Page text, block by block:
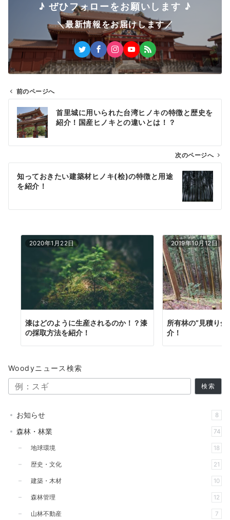
♪ ぜひフォローをお願いします ♪
＼最新情報をお届けします／
投
稿
ナ
ビ
ゲ
シ
前のページへ
首里城に用いられた台湾ヒノキの特徴と歴史を
紹介！国産ヒノキとの違いとは！？
次のページへ
知っておきたい建築材ヒノキ(桧)の特徴と用途
を紹介！
2020年1月22日
漆はどのように生産されるのか！？漆
の採取方法を紹介！
2019年10月12日
所有林の”見積り金
介！
Woodyニュース検索
検索
お知らせ 8
森林・林業 74
地球環境 18
歴史・文化 21
建築・木材 10
森林管理 12
山林不動産 7